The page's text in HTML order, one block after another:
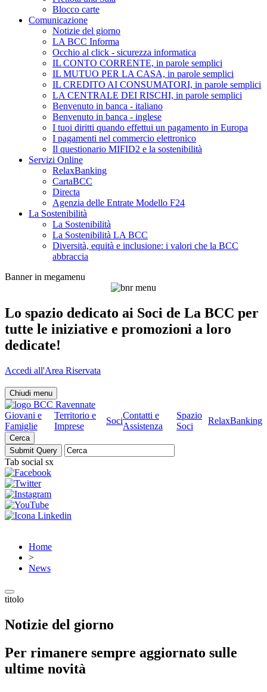
Blocco carte
Comunicazione
Notizie del giorno
LA BCC Informa
Occhio al click - sicurezza informatica
IL CONTO CORRENTE, in parole semplici
IL MUTUO PER LA CASA, in parole semplici
IL CREDITO AI CONSUMATORI, in parole semplici
LA CENTRALE DEI RISCHI, in parole semplici
Benvenuto in banca - italiano
Benvenuto in banca - inglese
I tuoi diritti quando effettui un pagamento in Europa
I pagamenti nel commercio elettronico
Il questionario MIFID2 e la sostenibilità
Servizi Online
RelaxBanking
CartaBCC
Directa
Agenzia delle Entrate Modello F24
La Sostenibilità
La Sostenibilità
La Sostenibilità LA BCC
Diversità, equità e inclusione: i valori che la BCC
abbraccia
Banner in megamenu
Lo spazio dedicato ai Soci de La BCC per
tutte le iniziative e promozioni a loro
dedicate!
Accedi all'Area Riservata
Chiudi menu
Giovani e
Famiglie
Territorio e
Imprese
Soci
Contatti e
Assistenza
Spazio
Soci
RelaxBanking
Cerca
Tab social sx
Home
>
News
titolo
Notizie del giorno
Per rimanere sempre aggiornato sulle
ultime novità